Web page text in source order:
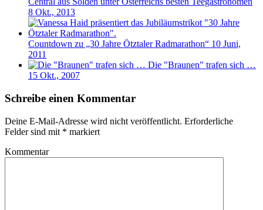
8 Okt., 2013
Countdown zu „30 Jahre Ötztaler Radmarathon“ 10 Juni,
2011
Die "Braunen" trafen sich …
15 Okt., 2007
Schreibe einen Kommentar
Deine E-Mail-Adresse wird nicht veröffentlicht. Erforderliche
Felder sind mit * markiert
Kommentar